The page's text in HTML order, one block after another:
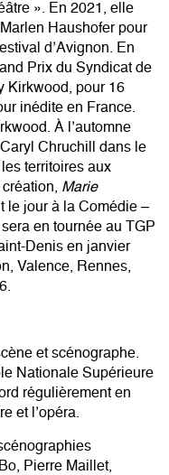
». En 2021, elle
Haushofer pour
d’Avignon. En
Prix du Syndicat de
Kirkwood, pour 16
inédite en France.
. À l’automne
Chruchill dans le
territoires aux
Marie
le jour à la Comédie –
en tournée au TGP
Denis en janvier
Valence, Rennes,
et scénographe.
Nationale Supérieure
régulièrement en
et l’opéra.
Pierre Maillet,